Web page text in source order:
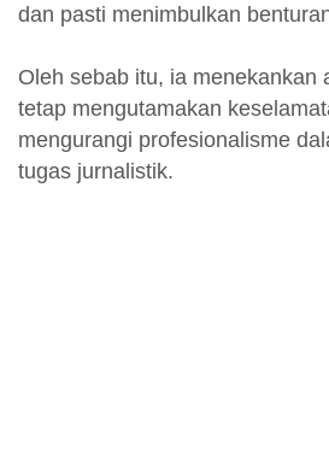
dan pasti menimbulkan
Oleh sebab itu, ia menekankan
tetap mengutamakan
mengurangi profesionalisme
tugas jurnalistik.